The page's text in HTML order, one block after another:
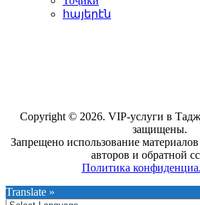
հայերէն
Copyright © 2026. VIP-услуги в
защищены.
Запрещено использование материалов
авторов и обратной
Политика
Translate »